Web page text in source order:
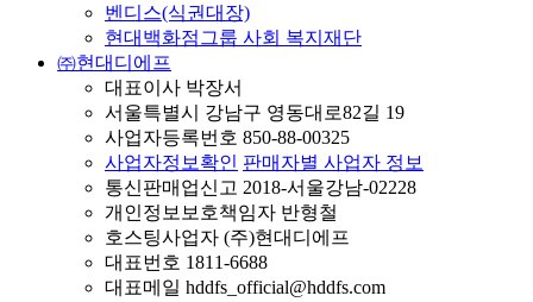
벤디스(식권대장)
현대백화점그룹 사회 복지재단
㈜현대디에프
대표이사 박장서
서울특별시 강남구 영동대로82길 19
사업자등록번호 850-88-00325
사업자정보확인 판매자별 사업자 정보
통신판매업신고 2018-서울강남-02228
개인정보보호책임자 반형철
호스팅사업자 (주)현대디에프
대표번호 1811-6688
대표메일 hddfs_official@hddfs.com